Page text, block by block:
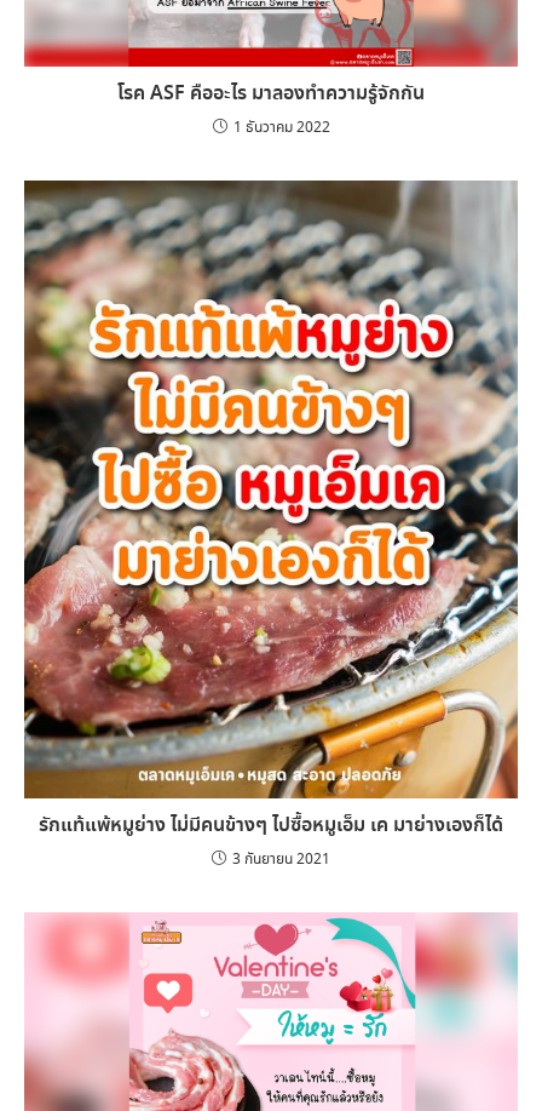
โรค ASF คืออะไร มาลองทำความรู้จักกัน
1 ธันวาคม 2022
รักแท้แพ้หมูย่าง ไม่มีคนข้างๆ ไปซื้อหมูเอ็ม เค มาย่างเองก็ได้
3 กันยายน 2021